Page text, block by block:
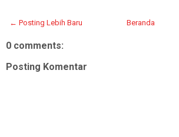
← Posting Lebih Baru Beranda
0 comments:
Posting Komentar